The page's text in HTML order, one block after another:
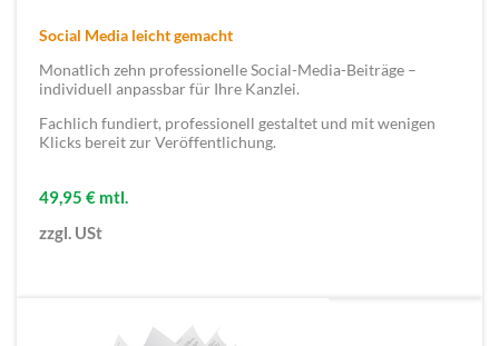
Social Media leicht gemacht
Monatlich zehn professionelle Social-Media-Beiträge –
individuell anpassbar für Ihre Kanzlei.
Fachlich fundiert, professionell gestaltet und mit wenigen
Klicks bereit zur Veröffentlichung.
49,95 € mtl.
zzgl. USt